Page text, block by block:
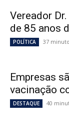
Vereador
de 85 anos
POLÍTICA 37
Empresas
vacinação
DESTAQUE 40